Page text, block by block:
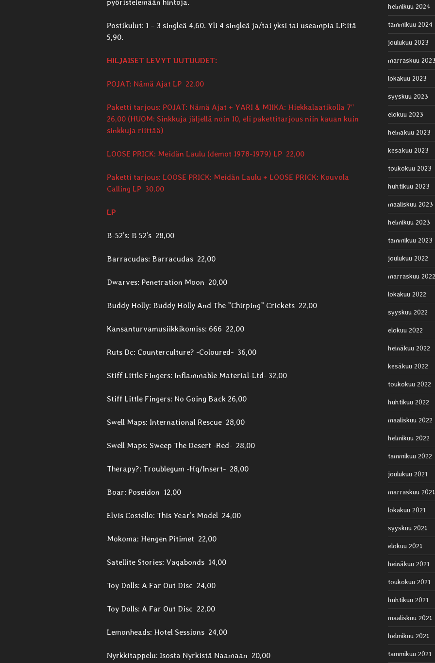
pyöristelemään hintoja.
Postikulut: 1 – 3 singleä 4,60. Yli 4 singleä ja/tai yksi tai useampia LP:itä
5,90.
HILJAISET LEVYT UUTUUDET:
POJAT: Nämä Ajat LP 22,00
Paketti tarjous: POJAT: Nämä Ajat + YARI & MIIKA: Hiekkalaatikolla 7″
26,00 (HUOM: Sinkkuja jäljellä noin 10, eli pakettitarjous niin kauan kuin
sinkkuja riittää)
LOOSE PRICK: Meidän Laulu (demot 1978-1979) LP 22,00
Paketti tarjous: LOOSE PRICK: Meidän Laulu + LOOSE PRICK: Kouvola
Calling LP 30,00
LP
B-52’s: B 52’s 28,00
Barracudas: Barracudas 22,00
Dwarves: Penetration Moon 20,00
Buddy Holly: Buddy Holly And The ”Chirping” Crickets 22,00
Kansanturvamusiikkikomiss: 666 22,00
Ruts Dc: Counterculture? -Coloured- 36,00
Stiff Little Fingers: Inflammable Material-Ltd- 32,00
Stiff Little Fingers: No Going Back 26,00
Swell Maps: International Rescue 28,00
Swell Maps: Sweep The Desert -Red- 28,00
Therapy?: Troublegum -Hq/Insert- 28,00
Boar: Poseidon 12,00
Elvis Costello: This Year’s Model 24,00
Mokoma: Hengen Pitimet 22,00
Satellite Stories: Vagabonds 14,00
Toy Dolls: A Far Out Disc 24,00
Toy Dolls: A Far Out Disc 22,00
Lemonheads: Hotel Sessions 24,00
Nyrkkitappelu: Isosta Nyrkistä Naamaan 20,00
helmikuu 2024
tammikuu 2024
joulukuu 2023
marraskuu
lokakuu 2023
syyskuu 2023
elokuu 2023
heinäkuu 2023
kesäkuu 2023
toukokuu 2023
huhtikuu 2023
maaliskuu 2023
helmikuu 2023
tammikuu 2023
joulukuu 2022
marraskuu 2022
lokakuu 2022
syyskuu 2022
elokuu 2022
heinäkuu 2022
kesäkuu 2022
toukokuu 2022
huhtikuu 2022
maaliskuu 2022
helmikuu 2022
tammikuu 2022
joulukuu 2021
marraskuu 2021
lokakuu 2021
syyskuu 2021
elokuu 2021
heinäkuu 2021
toukokuu 2021
huhtikuu 2021
maaliskuu 2021
helmikuu 2021
tammikuu 2021